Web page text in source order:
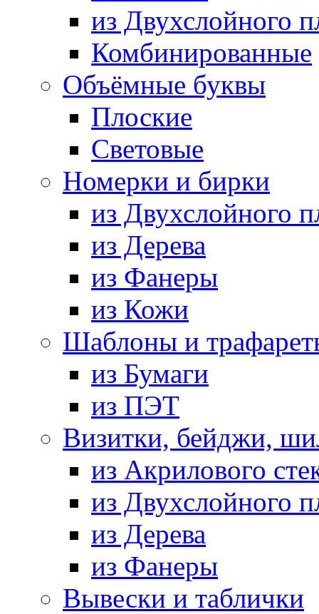
из Двухслойного
Комбинированные
Объёмные буквы
Плоские
Световые
Номерки и бирки
из Двухслойного
из Дерева
из Фанеры
из Кожи
Шаблоны и
из Бумаги
из ПЭТ
Визитки, бейджи,
из Акрилового
из Двухслойного
из Дерева
из Фанеры
Вывески и таблички